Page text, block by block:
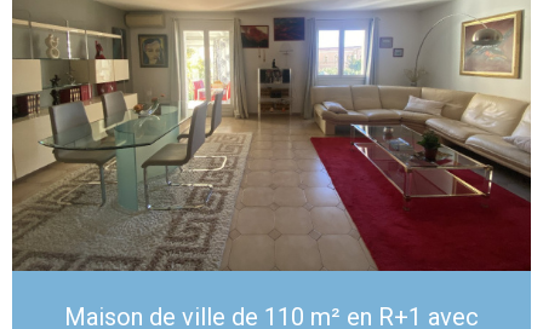
Maison de ville de 110 m² en R+1 avec